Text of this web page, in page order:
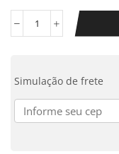
Simulação de frete